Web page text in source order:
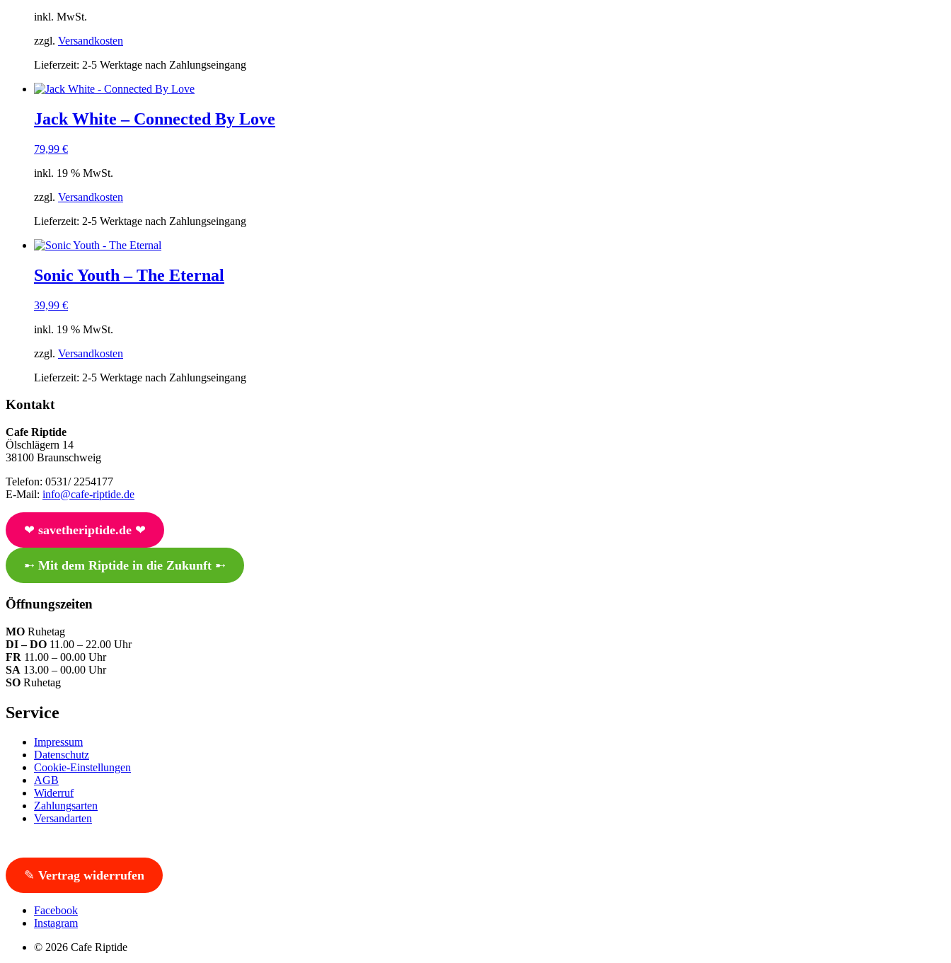
inkl. MwSt.
zzgl. Versandkosten
Lieferzeit: 2-5 Werktage nach Zahlungseingang
Jack White – Connected By Love
79,99 €
inkl. 19 % MwSt.
zzgl. Versandkosten
Lieferzeit: 2-5 Werktage nach Zahlungseingang
Sonic Youth – The Eternal
39,99 €
inkl. 19 % MwSt.
zzgl. Versandkosten
Lieferzeit: 2-5 Werktage nach Zahlungseingang
Kontakt
Cafe Riptide
Ölschlägern 14
38100 Braunschweig
Telefon: 0531/ 2254177
E-Mail: info@cafe-riptide.de
❤︎ savetheriptide.de❤︎
➸ Mit dem Riptide in die Zukunft➸
Öffnungszeiten
MO Ruhetag
DI – DO 11.00 – 22.00 Uhr
FR 11.00 – 00.00 Uhr
SA 13.00 – 00.00 Uhr
SO Ruhetag
Service
Impressum
Datenschutz
Cookie-Einstellungen
AGB
Widerruf
Zahlungsarten
Versandarten
✎ Vertrag widerrufen
Facebook
Instagram
© 2026 Cafe Riptide